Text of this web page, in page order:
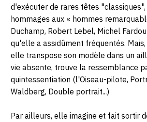
d'exécuter de rares têtes
hommages aux « hommes
Duchamp, Robert Lebel, Michel
qu'elle a assidûment fréquentés.
elle transpose son modèle dans un
vie absente, trouve la ressemblance
quintessentiation (l'Oiseau-pilote,
Waldberg, Double portrait...)
Par ailleurs, elle imagine et fait sortir